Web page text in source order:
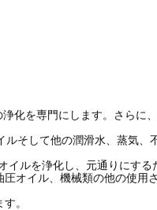
化を専門にします。さらに
そして他の潤滑水、蒸気、
ルを浄化し、元通りにする
オイル、機械類の他の使用
。